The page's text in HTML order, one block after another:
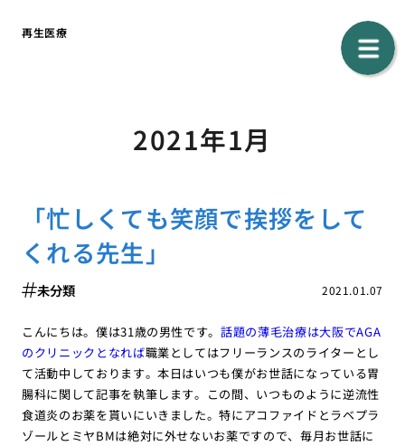
再生医療
2021年1月
「忙しくても笑顔で挨拶をして
くれる先生」
2021.01.07
未分類
こんにちは。僕は31歳の男性です。話題の薄毛治療は大阪でAGA
のクリニックとなれば職業としてはフリーランスのライターとし
て活動中しております。本日はいつも僕がお世話になっている胃
腸科に関して記事を執筆します。この間、いつものように逆流性
食道炎のお薬を貰いにいきました。特にアコファイドとラベプラ
ゾールとミヤBMは絶対に外せないお薬ですので、毎月お世話に